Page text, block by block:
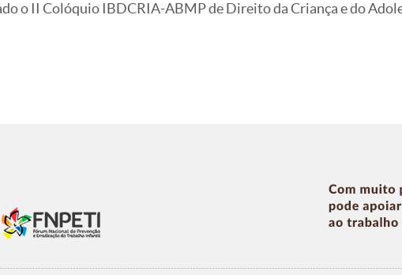
o II Colóquio IBDCRIA-ABMP de Direito da Criança e do